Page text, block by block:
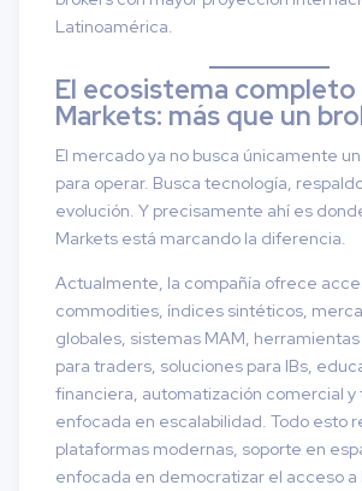
Latinoamérica.
El ecosistema
Markets: más que un
El mercado ya no busca únicamente
para operar. Busca tecnología,
evolución. Y precisamente ahí es
Markets está marcando la diferencia.
Actualmente, la compañía ofrece
commodities, índices sintéticos,
globales, sistemas MAM,
para traders, soluciones para IBs,
financiera, automatización comercial y
enfocada en escalabilidad. Todo esto
plataformas modernas, soporte en
enfocada en democratizar el acceso a